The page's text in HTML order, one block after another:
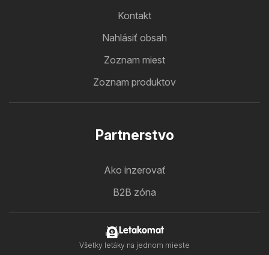
Kontakt
Nahlásiť obsah
Zoznam miest
Zoznam produktov
Partnerstvo
Ako inzerovať
B2B zóna
Letakomat
Všetky letáky na jednom mieste